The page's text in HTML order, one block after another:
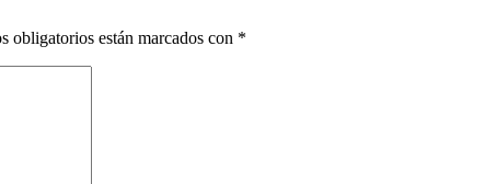
obligatorios están marcados con *